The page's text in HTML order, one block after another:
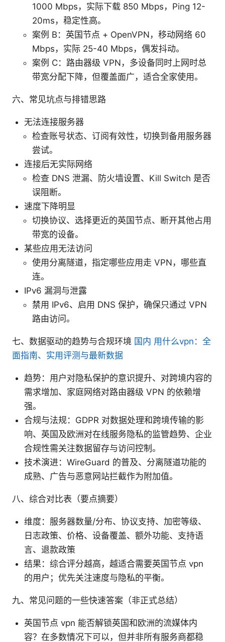
1000 Mbps，实际下载 850 Mbps，Ping 12-
20ms，稳定性高。
案例 B：英国节点 + OpenVPN，移动网络 60
Mbps，实际 25-40 Mbps，偶发抖动。
案例 C：路由器级 VPN，多设备同时上网时总
带宽分配下降，但覆盖面广，适合全家使用。
六、常见坑点与排错思路
无法连接服务器
检查账号状态、订阅有效性，切换到备用服务器
尝试。
连接后无实际网络
检查 DNS 泄漏、防火墙设置、Kill Switch 是否
误阻断。
速度下降明显
切换协议、选择更近的英国节点、断开其他占用
带宽的设备。
某些应用无法访问
使用分离隧道，指定哪些应用走 VPN，哪些直
连。
IPv6 漏洞与泄露
禁用 IPv6、启用 DNS 保护，确保只通过 VPN
路由访问。
七、数据驱动的趋势与合规环境 国内 用什么vpn：全
面指南、实用评测与最新数据
趋势：用户对隐私保护的意识提升、对跨境内容的
需求增加、家庭网络对路由器级 VPN 的依赖增
强。
合规与法规：GDPR 对数据处理和跨境传输的影
响、英国及欧洲对在线服务隐私的监管趋势、企业
合规性需关注数据留存与访问控制。
技术演进：WireGuard 的普及、分离隧道功能的
成熟、广告与恶意网站拦截作为附加值。
八、综合对比表（要点摘要）
维度：服务器数量/分布、协议支持、加密等级、
日志政策、价格、设备覆盖、额外功能、支持语
言、退款政策
结果：综合评分越高，越适合需要英国节点 vpn
的用户；优先关注速度与隐私的平衡。
九、常见问题的一些快速答案（非正式总结）
英国节点 vpn 能否解锁英国和欧洲的流媒体内
容？在多数情况下可以，但并非所有服务商都稳